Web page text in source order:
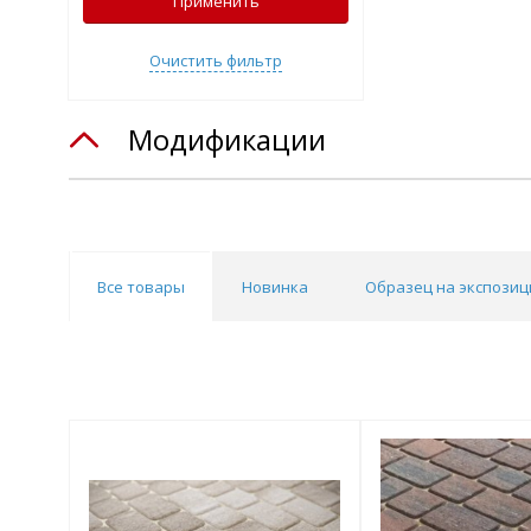
Очистить фильтр
Модификации
Все товары Новинка Образец на